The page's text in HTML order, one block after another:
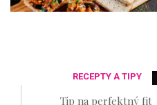
RECEPTY A TIPY
Tip na perfektný fit